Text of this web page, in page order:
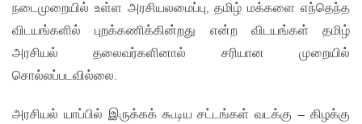
நடைமுறையில் உள்ள அரசியலமைப்பு, தமிழ் மக்களை எந்தெந்த
விடயங்களில் புறக்கணிக்கின்றது என்ற விடயங்கள் தமிழ்
அரசியல் தலைவர்களினால் சரியான முறையில்
சொல்லப்படவில்லை.
அரசியல் யாப்பில் இருக்கக் கூடிய சட்டங்கள் வடக்கு – கிழக்கு